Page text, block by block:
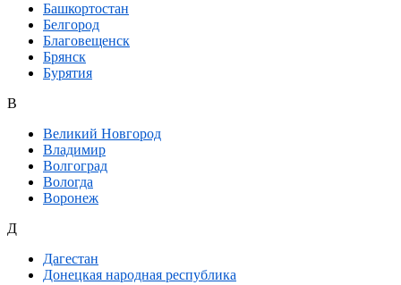
Башкортостан
Белгород
Благовещенск
Брянск
Бурятия
В
Великий Новгород
Владимир
Волгоград
Вологда
Воронеж
Д
Дагестан
Донецкая народная республика